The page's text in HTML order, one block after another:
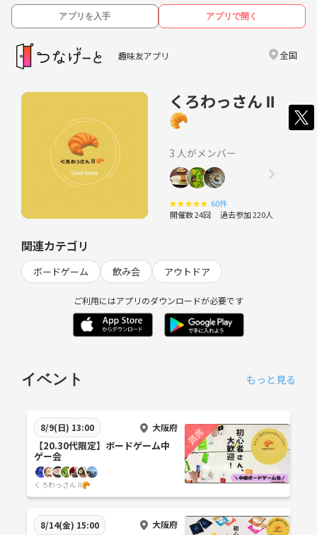
アプリを入手 アプリで開く
趣味友アプリ 全国
くろわっさん Ⅱ
🥐
3 人がメンバー
★★★★★ 60件
開催数 24回 過去参加 220人
関連カテゴリ
ボードゲーム 飲み会 アウトドア
ご利用にはアプリのダウンロードが必要です
イベント もっと見る
8/9(日) 13:00 大阪府
【20.30代限定】ボードゲーム中
ゲー会
くろわっさん Ⅱ🥐
8/14(金) 15:00 大阪府